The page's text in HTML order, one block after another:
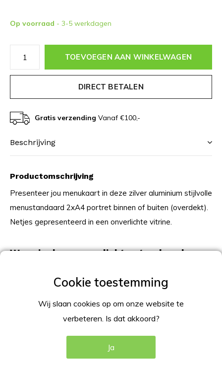
Op voorraad - 3-5 werkdagen
TOEVOEGEN AAN WINKELWAGEN
DIRECT BETALEN
Gratis verzending Vanaf €100,-
Beschrijving
Productomschrijving
Presenteer jou menukaart in deze zilver aluminium stijlvolle
menustandaard 2xA4 portret binnen of buiten (overdekt).
Netjes gepresenteerd in een onverlichte vitrine.
Waar is deze onverlichte standaard
Overal inzetbaar, hotels, restaurants, benzinepomp etc.
Standaard is makkelijk te verplaatsen.
2xA4 portret onverlicht
Wij slaan cookies op om onze website te
verbeteren. Is dat akkoord?
Ja